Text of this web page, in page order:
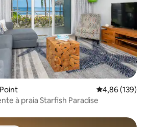
4,86 de uma
4,86 (139)
à praia Starfish Paradise